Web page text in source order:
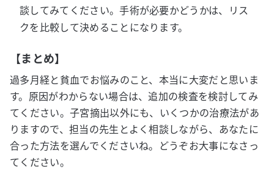
談してみてください。手術が必要かどうかは、リス
クを比較して決めることになります。
【まとめ】
過多月経と貧血でお悩みのこと、本当に大変だと思いま
す。原因がわからない場合は、追加の検査を検討してみ
てください。子宮摘出以外にも、いくつかの治療法があ
りますので、担当の先生とよく相談しながら、あなたに
合った方法を選んでくださいね。どうぞお大事になさっ
てください。